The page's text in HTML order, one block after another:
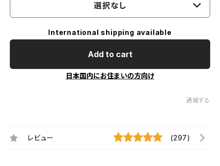
選択なし
International shipping available
Add to cart
日本国内にお住まいの方向け
通報する
レビュー (297)